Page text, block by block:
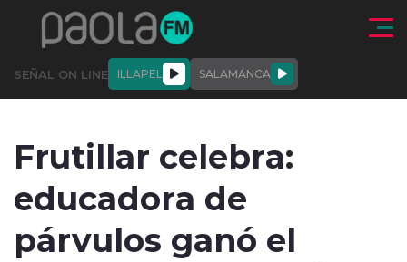
Click acá para ir directamente al contenido
SEÑAL ON LINE ILLAPEL SALAMANCA
ACTUALIDAD
Frutillar celebra:
educadora de
párvulos ganó el